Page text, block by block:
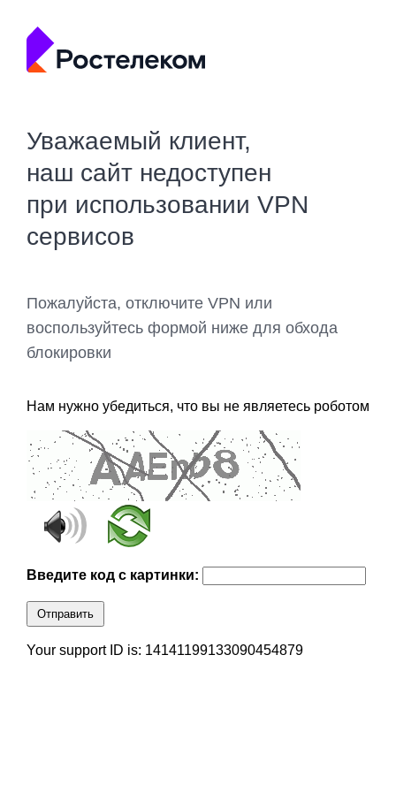
Уважаемый клиент,
наш сайт недоступен
при использовании VPN
сервисов
Пожалуйста, отключите VPN или
воспользуйтесь формой ниже для обхода
блокировки
Нам нужно убедиться, что вы не являетесь роботом
Введите код с картинки:
Отправить
Your support ID is: 14141199133090454879